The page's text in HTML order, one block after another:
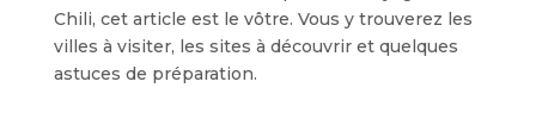
Chili, cet article est le vôtre. Vous y trouverez les
villes à visiter, les sites à découvrir et quelques
astuces de préparation.